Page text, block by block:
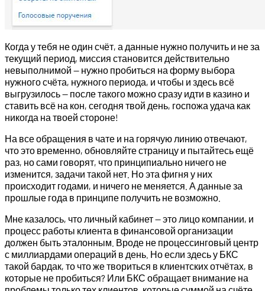
Когда у тебя не один счёт, а данные нужно получить и не за
текущий период, миссия становится действительно
невыполнимой — нужно пробиться на форму выбора
нужного счёта, нужного периода, и чтобы и здесь всё
выгрузилось — после такого можно сразу идти в казино и
ставить всё на кон, сегодня твой день, госпожа удача как
никогда на твоей стороне!
На все обращения в чате и на горячую линию отвечают,
что это временно, обновляйте страницу и пытайтесь ещё
раз, но сами говорят, что принципиально ничего не
изменится, задачи такой нет. Но эта фигня у них
происходит годами, и ничего не меняется. А данные за
прошлые года в принципе получить не возможно.
Мне казалось, что личный кабинет — это лицо компании, и
процесс работы клиента в финансовой организации
должен быть эталонным. Вроде не процессинговый центр
с миллиардами операций в день. Но если здесь у БКС
такой бардак, то что же твориться в клиентских отчётах, в
которые не пробиться? Или БКС обращает внимание на